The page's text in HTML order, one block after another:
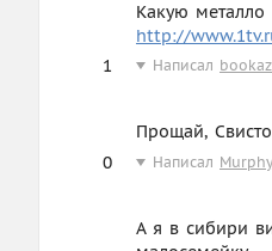
Какую металло
http://
1
Написал
Прощай,
0
Написал Murphy
А я в сибири